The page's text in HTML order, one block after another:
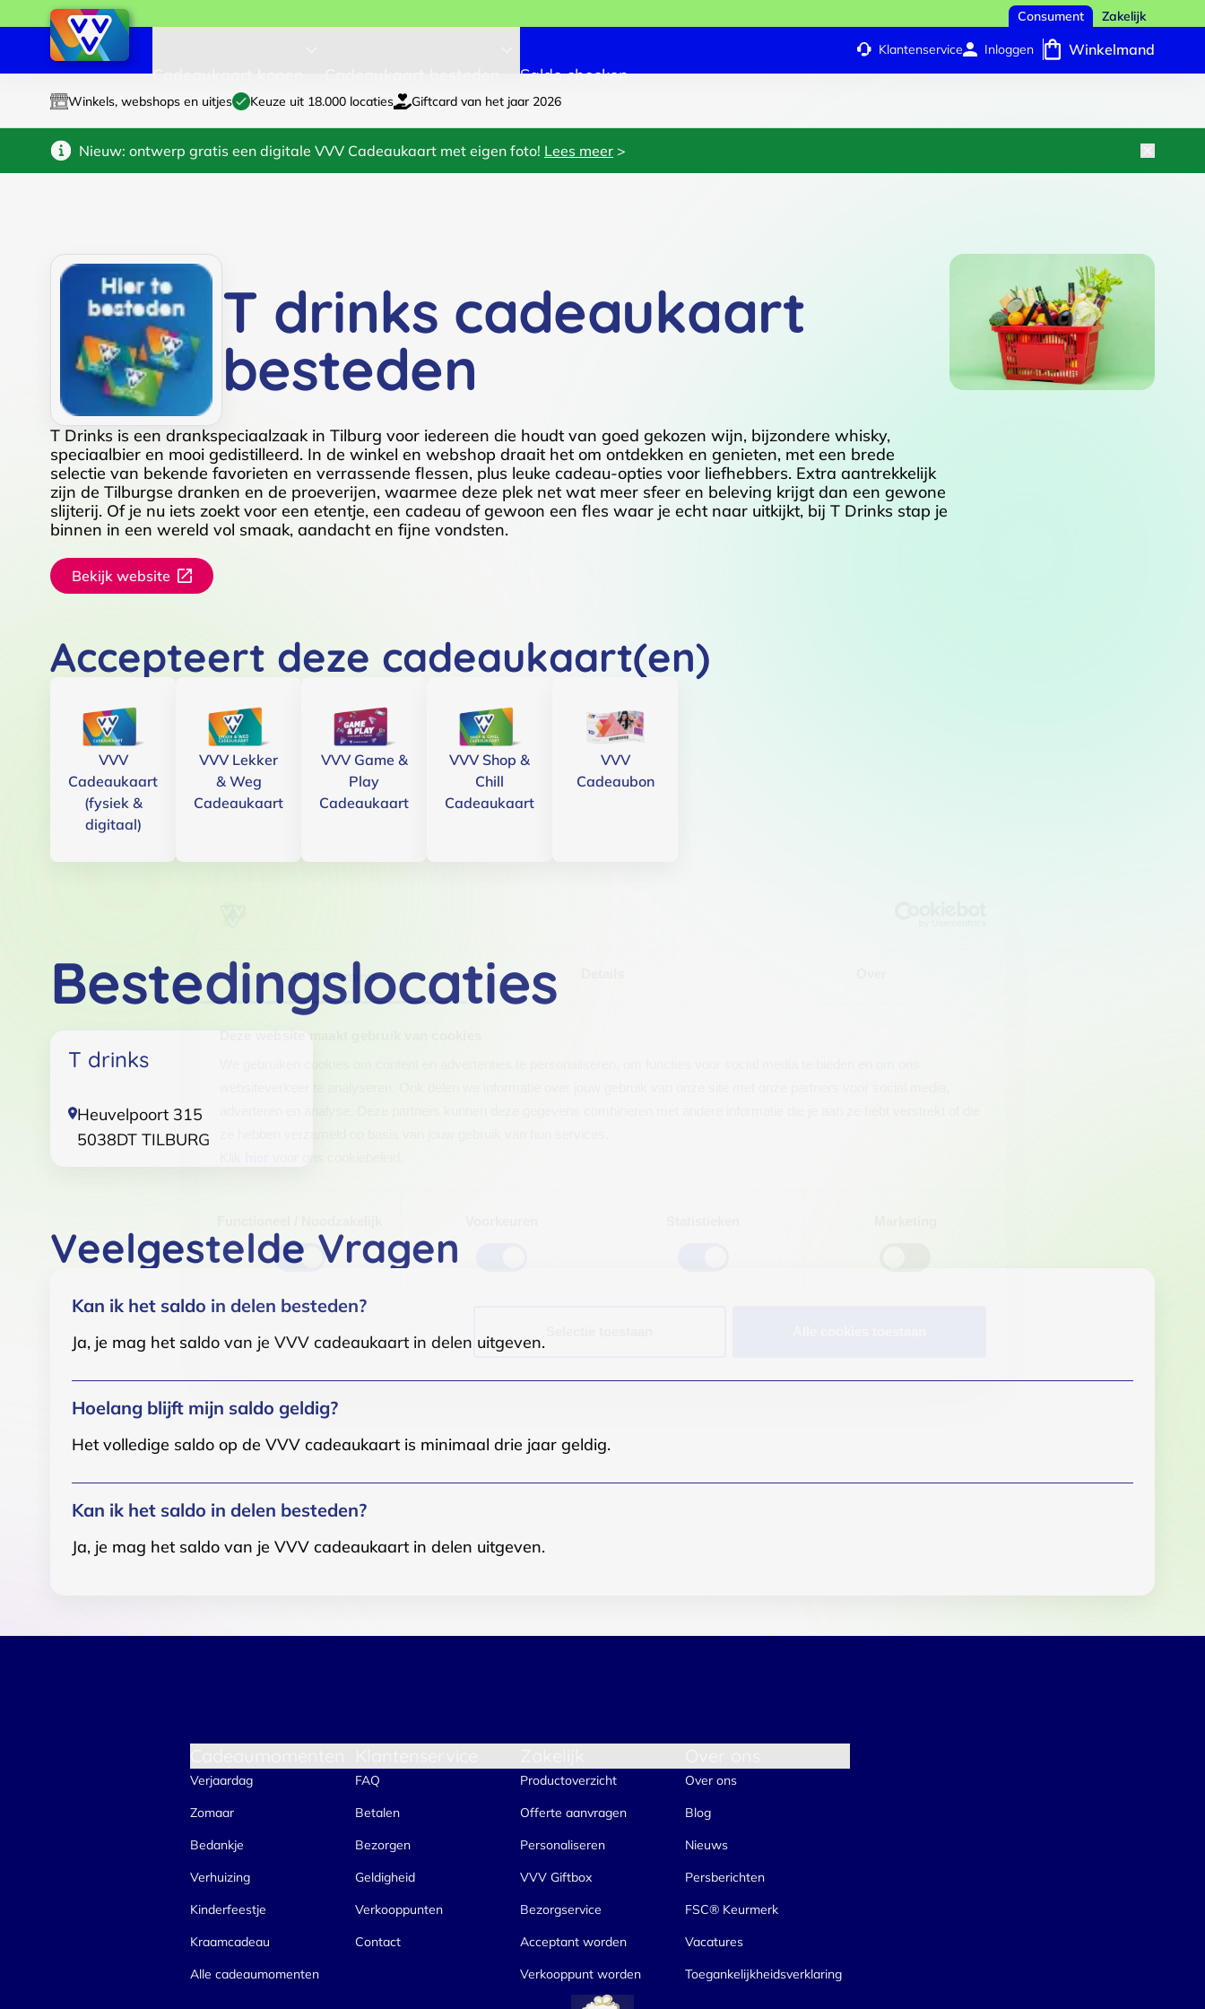
Toestemming
Deze website maakt gebruik van cookies
voor ons cookiebeleid.
Consument Zakelijk
Saldo checken
Klantenservice Inloggen Winkelmand
Winkels, webshops en uitjes Keuze uit 18.000 locaties Giftcard van het jaar 2026
Nieuw: ontwerp gratis een digitale VVV Cadeaukaart met eigen foto! Lees meer >
T drinks cadeaukaart
besteden
T Drinks is een drankspeciaalzaak in Tilburg voor iedereen die houdt van goed gekozen wijn, bijzondere whisky,
speciaalbier en mooi gedistilleerd. In de winkel en webshop draait het om ontdekken en genieten, met een brede
selectie van bekende favorieten en verrassende flessen, plus leuke cadeau-opties voor liefhebbers. Extra aantrekkelijk
zijn de Tilburgse dranken en de proeverijen, waarmee deze plek net wat meer sfeer en beleving krijgt dan een gewone
slijterij. Of je nu iets zoekt voor een etentje, een cadeau of gewoon een fles waar je echt naar uitkijkt, bij T Drinks stap je
binnen in een wereld vol smaak, aandacht en fijne vondsten.
Bekijk website
Accepteert deze cadeaukaart(en)
VVV
Cadeaukaart
(fysiek &
digitaal)
VVV Lekker
& Weg
Cadeaukaart
VVV Game &
Play
Cadeaukaart
VVV Shop &
Chill
Cadeaukaart
VVV
Cadeaubon
Bestedingslocaties
T drinks
Heuvelpoort 315
5038DT TILBURG
Veelgestelde Vragen
Kan ik het saldo in delen besteden?
Ja, je mag het saldo van je VVV cadeaukaart in delen uitgeven.
Hoelang blijft mijn saldo geldig?
Het volledige saldo op de VVV cadeaukaart is minimaal drie jaar geldig.
Kan ik het saldo in delen besteden?
Ja, je mag het saldo van je VVV cadeaukaart in delen uitgeven.
Verjaardag
Zomaar
Bedankje
Verhuizing
Kinderfeestje
Kraamcadeau
Alle cadeaumomenten
FAQ
Betalen
Bezorgen
Geldigheid
Verkooppunten
Contact
Productoverzicht
Offerte aanvragen
Personaliseren
VVV Giftbox
Bezorgservice
Acceptant worden
Verkooppunt worden
Over ons
Blog
Nieuws
Persberichten
FSC® Keurmerk
Vacatures
Toegankelijkheidsverklaring